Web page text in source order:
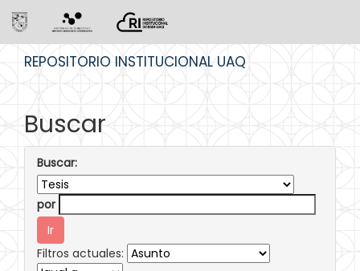
REPOSITORIO INSTITUCIONAL UAQ
Buscar
Buscar:
por
Filtros actuales: